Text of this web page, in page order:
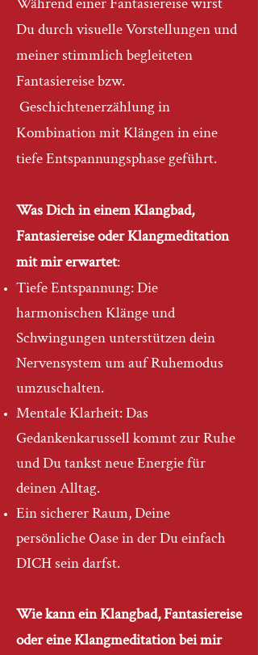
Du durch visuelle Vorstellungen und
meiner stimmlich begleiteten
Fantasiereise bzw.
Geschichtenerzählung in
Kombination mit Klängen in eine
tiefe Entspannungsphase geführt.
Was Dich in einem Klangbad,
Fantasiereise oder Klangmeditation
mit mir erwartet:
Tiefe Entspannung: Die
harmonischen Klänge und
Schwingungen unterstützen dein
Nervensystem um auf Ruhemodus
umzuschalten.
Mentale Klarheit: Das
Gedankenkarussell kommt zur Ruhe
und Du tankst neue Energie für
deinen Alltag.
Ein sicherer Raum, Deine
persönliche Oase in der Du einfach
DICH sein darfst.
Wie kann ein Klangbad, Fantasiereise
oder eine Klangmeditation bei mir